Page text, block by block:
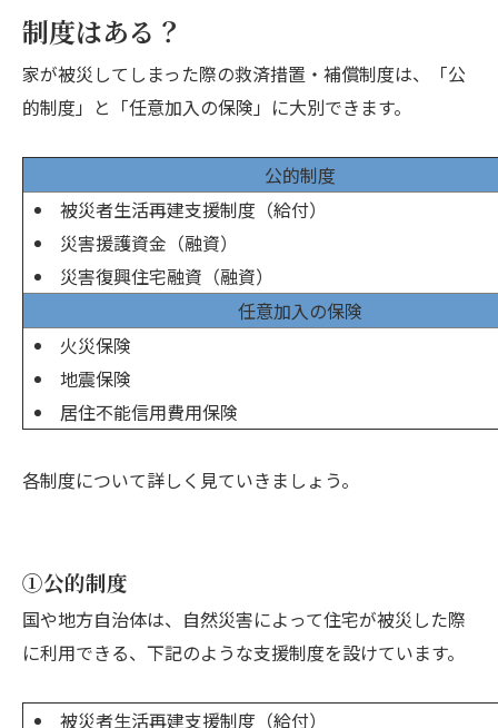
制度はある？
家が被災してしまった際の救済措置・補償制度は、「公
的制度」と「任意加入の保険」に大別できます。
公的制度
被災者生活再建支援制度（給付）
災害援護資金（融資）
災害復興住宅融資（融資）
任意加入の保険
火災保険
地震保険
居住不能信用費用保険
各制度について詳しく見ていきましょう。
①公的制度
国や地方自治体は、自然災害によって住宅が被災した際
に利用できる、下記のような支援制度を設けています。
被災者生活再建支援制度（給付）